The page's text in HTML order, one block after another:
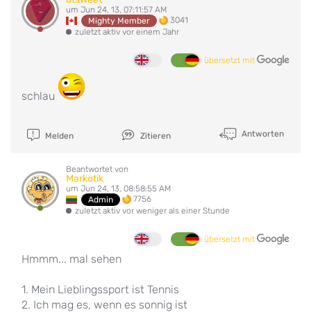
um Jun 24, 13, 07:11:57 AM
Mighty Member
3041
zuletzt aktiv vor einem Jahr
übersetzt mit
schlau
Melden Zitieren Antworten
Beantwortet von
Markotik
um Jun 24, 13, 08:58:55 AM
Admin
7756
zuletzt aktiv vor weniger als einer Stunde
übersetzt mit
Hmmm... mal sehen
1. Mein Lieblingssport ist Tennis
2. Ich mag es, wenn es sonnig ist